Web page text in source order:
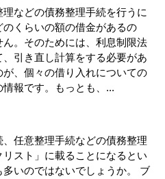
理などの債務整理手続を行うに
くらいの額の借金があるの
。そのためには、利息制限法
引き直し計算をする必要があ
、個々の借り入れについての
報です。もっとも、...
、任意整理手続などの債務整理
スト」に載ることになるとい
いのではないでしょうか。 ブ